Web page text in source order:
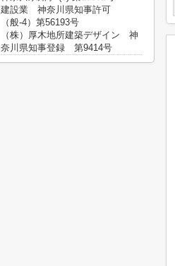
建設業 神奈川県知事許可
（般-4）第56193号
（株）厚木地所建築デザイン 神
奈川県知事登録 第9414号